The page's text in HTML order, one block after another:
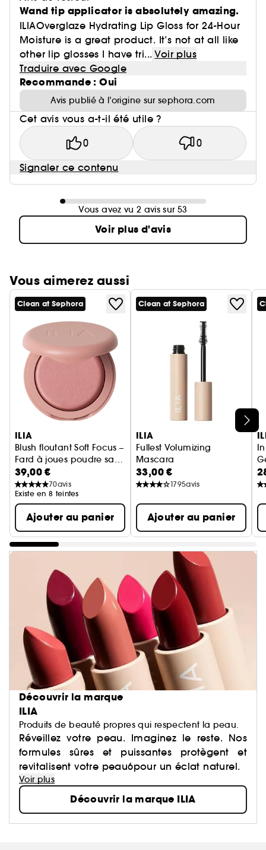
Wand tip applicator is absolutely amazing.
ILIAOverglaze Hydrating Lip Gloss for 24-Hour
Moisture is a great product. It’s not at all like
other lip glosses I have tri... Voir plus
Traduire avec Google
Recommande : Oui
Avis publié à l’origine sur sephora.com
Cet avis vous a-t-il été utile ?
0 0
Signaler ce contenu
Vous avez vu 2 avis sur 53
Voir plus d'avis
Vous aimerez aussi
Ignorer le carrousel produits
Clean at Sephora
ILIA
Blush floutant Soft Focus –
Fard à joues poudre sans
talc
39,00 €
70avis
Existe en 8 teintes
Ajouter au panier
Clean at Sephora
ILIA
Fullest Volumizing
Mascara
Mascara
33,00 €
1795avis
Ajouter au panier
Découvrir la marque
ILIA
Produits de beauté propres qui respectent la peau.
Réveillez votre peau. Imaginez le reste. Nos
formules sûres et puissantes protègent et
revitalisent votre peau6pour un éclat naturel.
Voir plus
Découvrir la marque ILIA